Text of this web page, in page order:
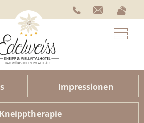
Impressionen
Kneipptherapie